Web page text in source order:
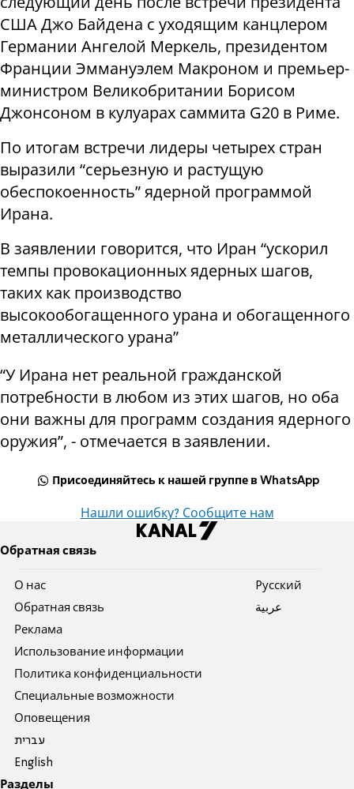
США Джо Байдена с уходящим канцлером
Германии Ангелой Меркель, президентом
Франции Эммануэлем Макроном и премьер-
министром Великобритании Борисом
Джонсоном в кулуарах саммита G20 в Риме.
По итогам встречи лидеры четырех стран
выразили “серьезную и растущую
обеспокоенность” ядерной программой
Ирана.
В заявлении говорится, что Иран “ускорил
темпы провокационных ядерных шагов,
таких как производство
высокообогащенного урана и обогащенного
металлического урана”
“У Ирана нет реальной гражданской
потребности в любом из этих шагов, но оба
они важны для программ создания ядерного
оружия”, - отмечается в заявлении.
Присоединяйтесь к нашей группе в WhatsApp
Нашли ошибку? Сообщите нам
Обратная связь
О нас
Обратная связь
Реклама
Использование информации
Политика конфиденциальности
Специальные возможности
Оповещения
עברית
English
Pусский
عربية
Разделы